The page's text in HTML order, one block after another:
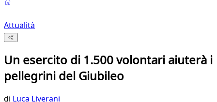
Attualità
Un esercito di 1.500 volontari aiuterà i
pellegrini del Giubileo
di Luca Liverani